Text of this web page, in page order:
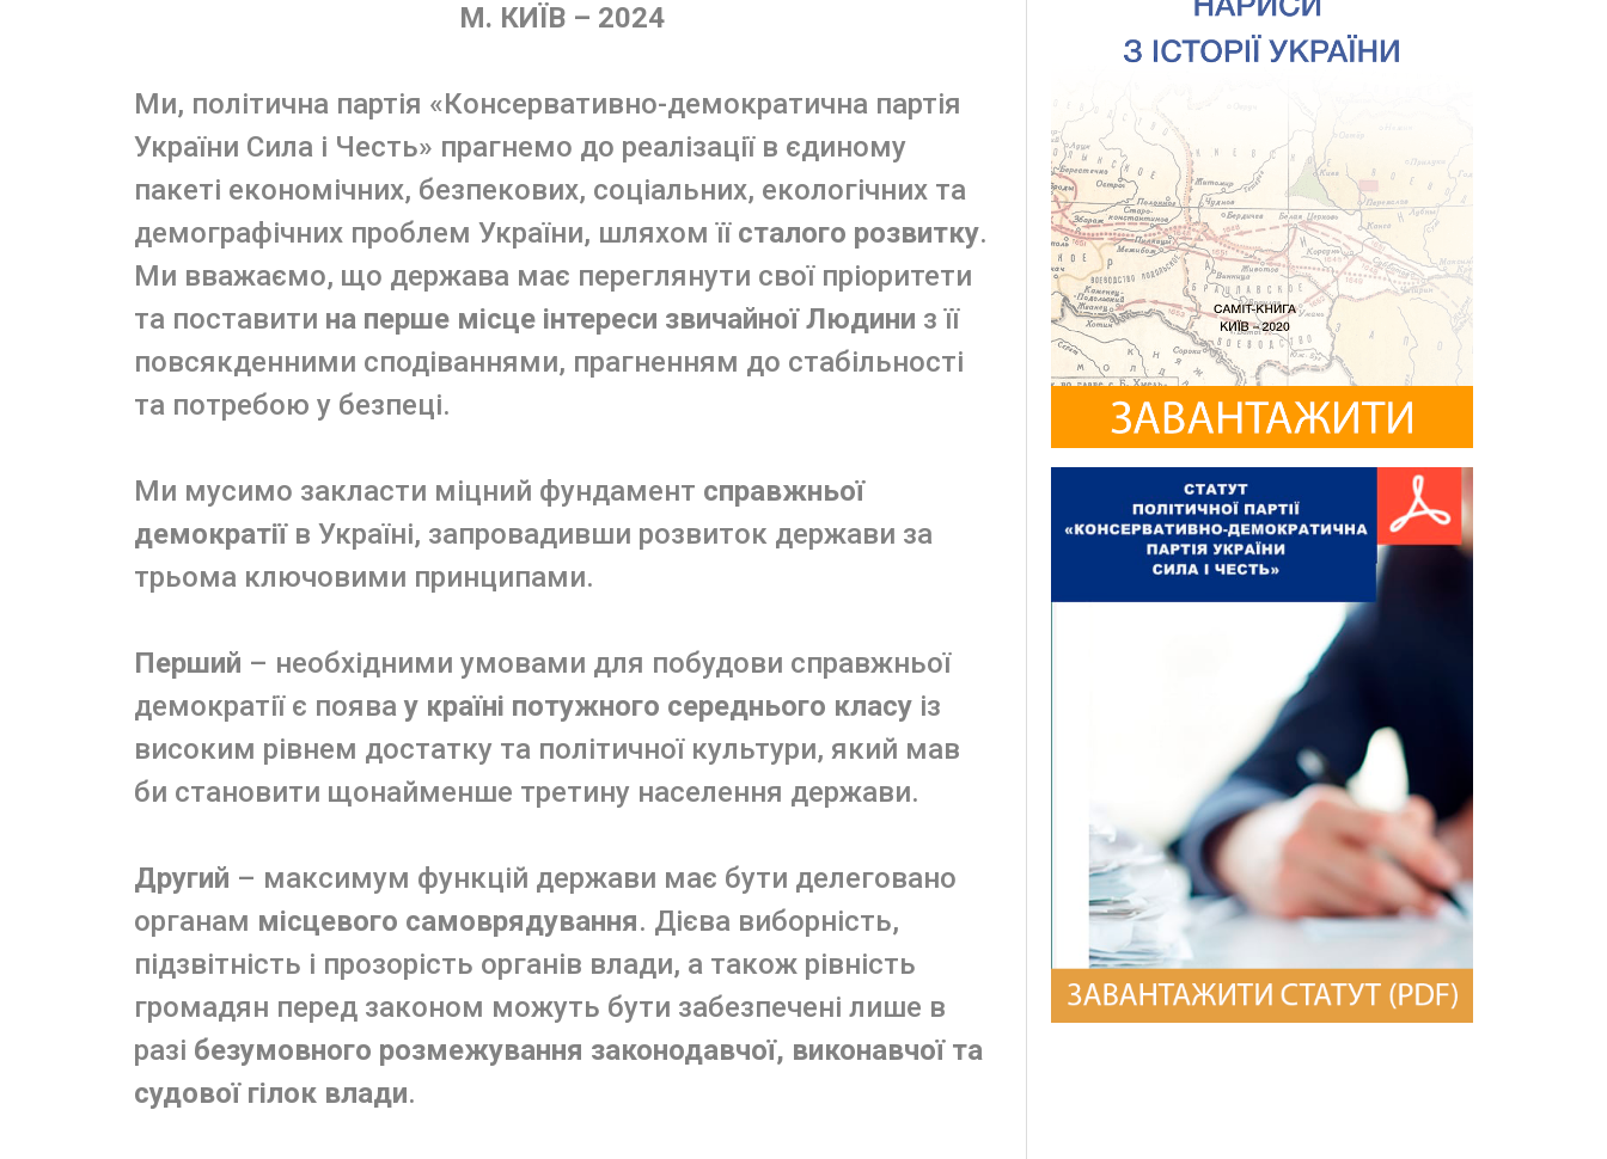
М. КИЇВ – 2024
Ми, політична партія «Консервативно-демократична партія
України Сила і Честь» прагнемо до реалізації в єдиному
пакеті економічних, безпекових, соціальних, екологічних та
демографічних проблем України, шляхом її сталого розвитку.
Ми вважаємо, що держава має переглянути свої пріоритети
та поставити на перше місце інтереси звичайної Людини з її
повсякденними сподіваннями, прагненням до стабільності
та потребою у безпеці.
Ми мусимо закласти міцний фундамент справжньої
демократіїв Україні, запровадивши розвиток держави за
трьома ключовими принципами.
Перший – необхідними умовами для побудови справжньої
демократії є появау країні потужного середнього класу із
високим рівнем достатку та політичної культури, який мав
би становити щонайменше третину населення держави.
Другий – максимум функцій держави має бути делеговано
органам місцевого самоврядування. Дієва виборність,
підзвітність і прозорість органів влади, а також рівність
громадян перед законом можуть бути забезпечені лише в
разі безумовного розмежування законодавчої, виконавчої та
судової гілок влади.